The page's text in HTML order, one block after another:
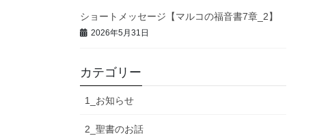
ショートメッセージ【マルコの福音書7章_2】
2026年5月31日
カテゴリー
1_お知らせ
2_聖書のお話